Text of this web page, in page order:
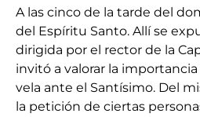
A las cinco de la tarde del
del Espíritu Santo. Allí se
dirigida por el rector de la
invitó a valorar la
vela ante el Santísimo. Del
la petición de ciertas